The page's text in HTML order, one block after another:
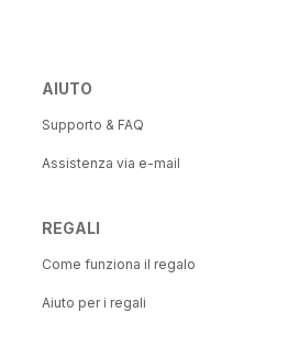
AIUTO
Supporto & FAQ
Assistenza via e-mail
REGALI
Come funziona il regalo
Aiuto per i regali